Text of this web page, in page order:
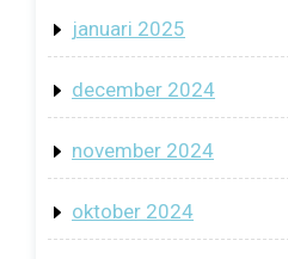
januari 2025
december 2024
november 2024
oktober 2024